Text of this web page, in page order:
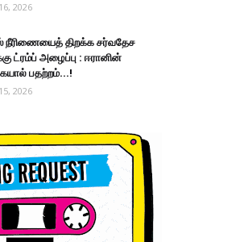
2026
திறக்க சர்வதேச
ட்ரம்ப் அழைப்பு : ஈரானின்
பதற்றம்...!
2026